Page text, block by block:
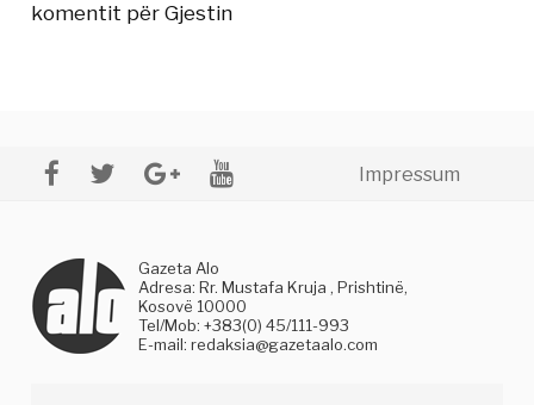
komentit për Gjestin
Impressum
Gazeta Alo
Adresa: Rr. Mustafa Kruja , Prishtinë,
Kosovë 10000
Tel/Mob: +383(0) 45/111-993
E-mail:redaksia@gazetaalo.com